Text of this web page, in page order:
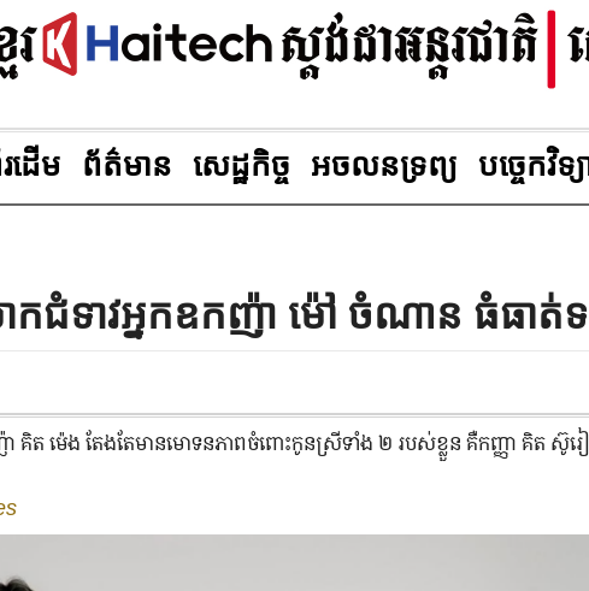
ដើម ព័ត៌មាន សេដ្ឋកិច្ច អចលនទ្រព្យ បច្ចេកវិទ្យ
ទាវអ្នកឧកញ៉ា ម៉ៅ ចំណាន ធំធាត់​ទន្
ត ម៉េង តែងតែ​មាន​មោទនភាព​ចំពោះ​កូន​ស្រី​ទាំង ២ របស់​ខ្លួន គឺ​កញ្ញា គិត ស៊ូរៀ